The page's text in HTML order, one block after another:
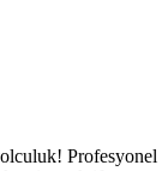
Profesyonel